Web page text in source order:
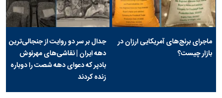
ماجرای برنج‌های آمریکایی ارزان در
بازار چیست؟
جدال بر سر دو روایت از جنجالی‌ترین
دهه ایران | نقاشی‌های مهرنوش
بادپر که دعوای دهه شصت را دوباره
زنده کردند